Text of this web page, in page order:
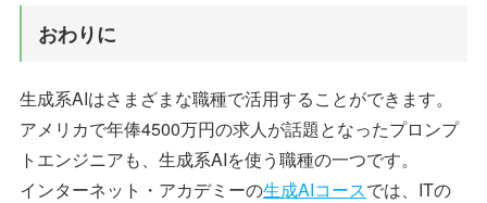
おわりに
生成系AIはさまざまな職種で活用することができます。
アメリカで年俸4500万円の求人が話題となったプロンプ
トエンジニアも、生成系AIを使う職種の一つです。
インターネット・アカデミーの生成AIコースでは、ITの